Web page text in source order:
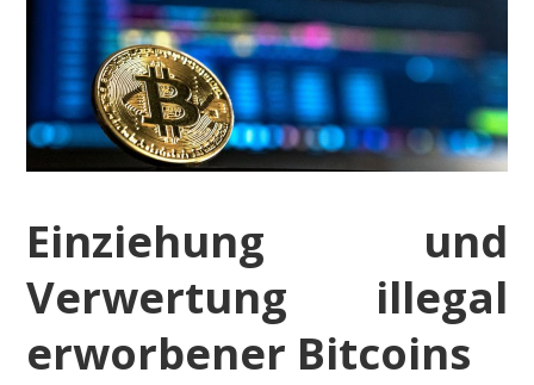
Einziehung und
Verwertung illegal
erworbener Bitcoins